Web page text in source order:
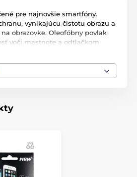
pre najnovšie smartfóny.
vynikajúcu čistotu obrazu a
obrazovke. Oleofóbny povlak
voči mastnote a odtlačkom
- má hrúbku menej ako 0,3
telefón. Vynikajúca priľnavosť
súprave. Sklo dokonale
a nezanecháva žiadne vzduchové
je oveľa odolnejšia proti
fólie. Hrany skla sú
zaručená.